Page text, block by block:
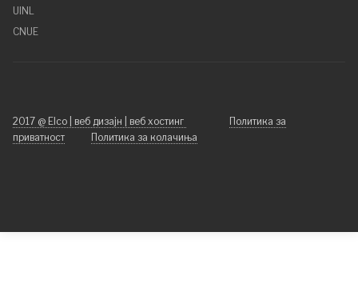
UINL
CNUE
2017 @ Elco | веб дизајн | веб хостинг
Политика за
приватност
Политика за колачиња